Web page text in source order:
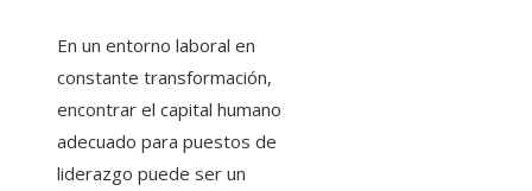
En un entorno laboral en
constante transformación,
encontrar el capital humano
adecuado para puestos de
liderazgo puede ser un